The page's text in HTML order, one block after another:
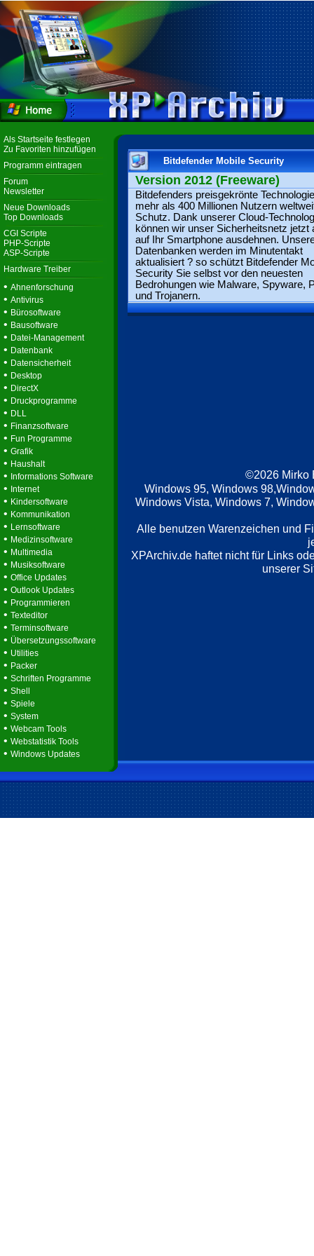
Als Startseite festlegen
Zu Favoriten hinzufügen
Programm eintragen
Forum
Newsletter
Neue Downloads
Top Downloads
CGI Scripte
PHP-Scripte
ASP-Scripte
Hardware Treiber
• Ahnenforschung
• Antivirus
• Bürosoftware
• Bausoftware
• Datei-Management
• Datenbank
• Datensicherheit
• Desktop
• DirectX
• Druckprogramme
• DLL
• Finanzsoftware
• Fun Programme
• Grafik
• Haushalt
• Informations Software
• Internet
• Kindersoftware
• Kommunikation
• Lernsoftware
• Medizinsoftware
• Multimedia
• Musiksoftware
• Office Updates
• Outlook Updates
• Programmieren
• Texteditor
• Terminsoftware
• Übersetzungssoftware
• Utilities
• Packer
• Schriften Programme
• Shell
• Spiele
• System
• Webcam Tools
• Webstatistik Tools
• Windows Updates
Bitdefender Mobile Security
Version 2012 (Freeware)
Bitdefenders preisgekrönte
mehr als 400 Millionen Nutzern
Schutz. Dank unserer Cloud-
können wir unser Sicherheitsnetz jetzt
auf Ihr Smartphone ausdehnen.
Datenbanken werden im Minutentakt
aktualisiert ? so schützt Bitdefender
Security Sie selbst vor den neuesten
Bedrohungen wie Malware, Spyware,
und Trojanern.
©2026 Mirko
Windows 95, Windows
Windows Vista, Windows 7,
Alle benutzen Warenzeichen und
XPArchiv.de haftet nicht für Links
unserer